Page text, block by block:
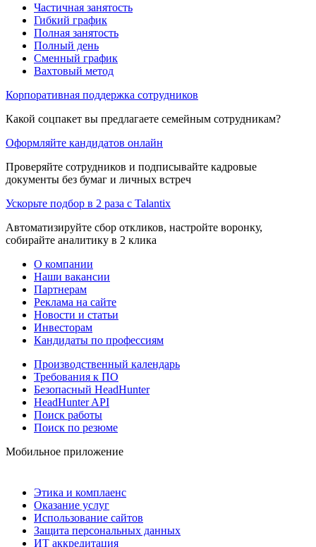
Частичная занятость
Гибкий график
Полная занятость
Полный день
Сменный график
Вахтовый метод
Корпоративная поддержка сотрудников
Какой соцпакет вы предлагаете семейным сотрудникам?
Оформляйте кандидатов онлайн
Проверяйте сотрудников и подписывайте кадровые
документы без бумаг и личных встреч
Ускорьте подбор в 2 раза с Talantix
Автоматизируйте сбор откликов, настройте воронку,
собирайте аналитику в 2 клика
О компании
Наши вакансии
Партнерам
Реклама на сайте
Новости и статьи
Инвесторам
Кандидаты по профессиям
Производственный календарь
Требования к ПО
Безопасный HeadHunter
HeadHunter API
Поиск работы
Поиск по резюме
Мобильное приложение
Этика и комплаенс
Оказание услуг
Использование сайтов
Защита персональных данных
ИТ аккредитация